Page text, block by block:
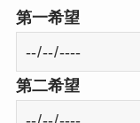
第一希望
第二希望